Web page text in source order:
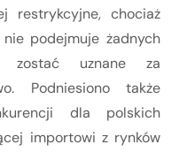
restrykcyjne, chociaż
podejmuje żadnych
zostać uznane za
Podniesiono także
dla polskich
importowi z rynków